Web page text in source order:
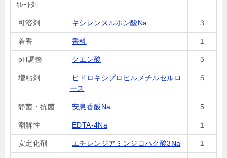
ｷﾚｰﾄ剤
可溶剤 キシレンスルホン酸Na ３
着香 香料 １
pH調整 クエン酸 ５
増粘剤
ヒドロキシプロピルメチルセルロ
ース
５
静菌・抗菌 安息香酸Na 5
潮解性 EDTA-4Na １
安定化剤 エチレンジアミンジコハク酸3Na １